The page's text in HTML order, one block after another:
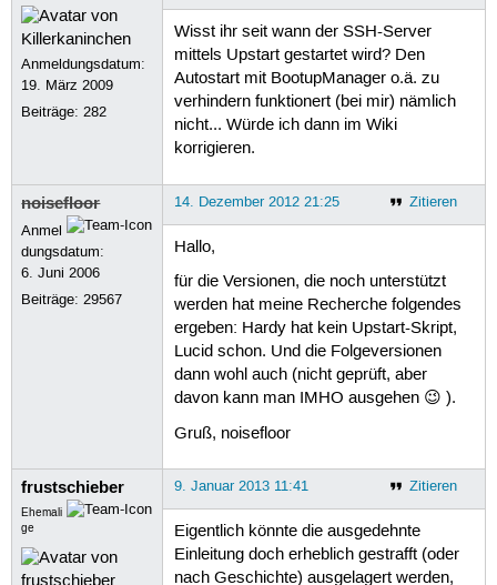
Anmeldungsdatum:
19. März 2009
Beiträge:282
Wisst ihr seit wann der SSH-Server
mittels Upstart gestartet wird? Den
Autostart mit BootupManager o.ä. zu
verhindern funktionert (bei mir) nämlich
nicht... Würde ich dann im Wiki
korrigieren.
noisefloor
Anmel
dungsdatum:
6. Juni 2006
Beiträge:29567
Zitieren
14. Dezember 2012 21:25
Hallo,
für die Versionen, die noch unterstützt
werden hat meine Recherche folgendes
ergeben: Hardy hat kein Upstart-Skript,
Lucid schon. Und die Folgeversionen
dann wohl auch (nicht geprüft, aber
davon kann man IMHO ausgehen 😉 ).
Gruß, noisefloor
frustschieber
Ehemali
ge
Zitieren
9. Januar 2013 11:41
Eigentlich könnte die ausgedehnte
Einleitung doch erheblich gestrafft (oder
nach Geschichte) ausgelagert werden,